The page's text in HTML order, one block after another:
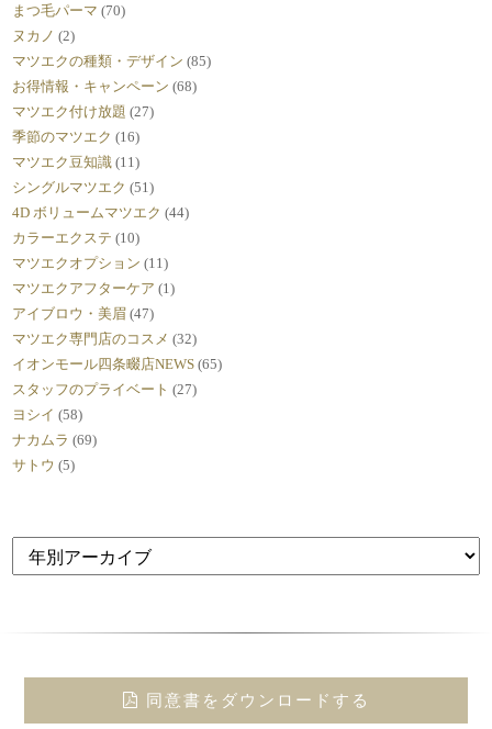
まつ毛パーマ (70)
ヌカノ (2)
マツエクの種類・デザイン (85)
お得情報・キャンペーン (68)
マツエク付け放題 (27)
季節のマツエク (16)
マツエク豆知識 (11)
シングルマツエク (51)
4D ボリュームマツエク (44)
カラーエクステ (10)
マツエクオプション (11)
マツエクアフターケア (1)
アイブロウ・美眉 (47)
マツエク専門店のコスメ (32)
イオンモール四条畷店NEWS (65)
スタッフのプライベート (27)
ヨシイ (58)
ナカムラ (69)
サトウ (5)
同意書をダウンロードする